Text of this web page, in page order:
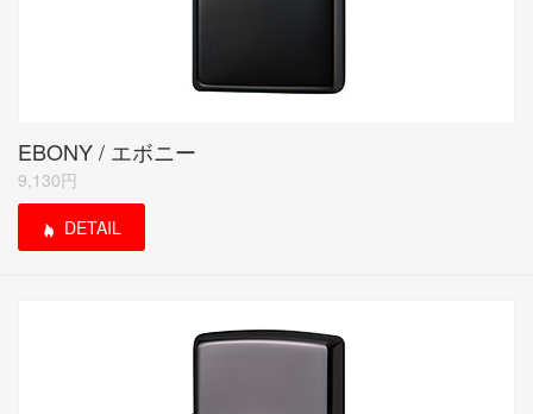
EBONY / エボニー
9,130円
DETAIL